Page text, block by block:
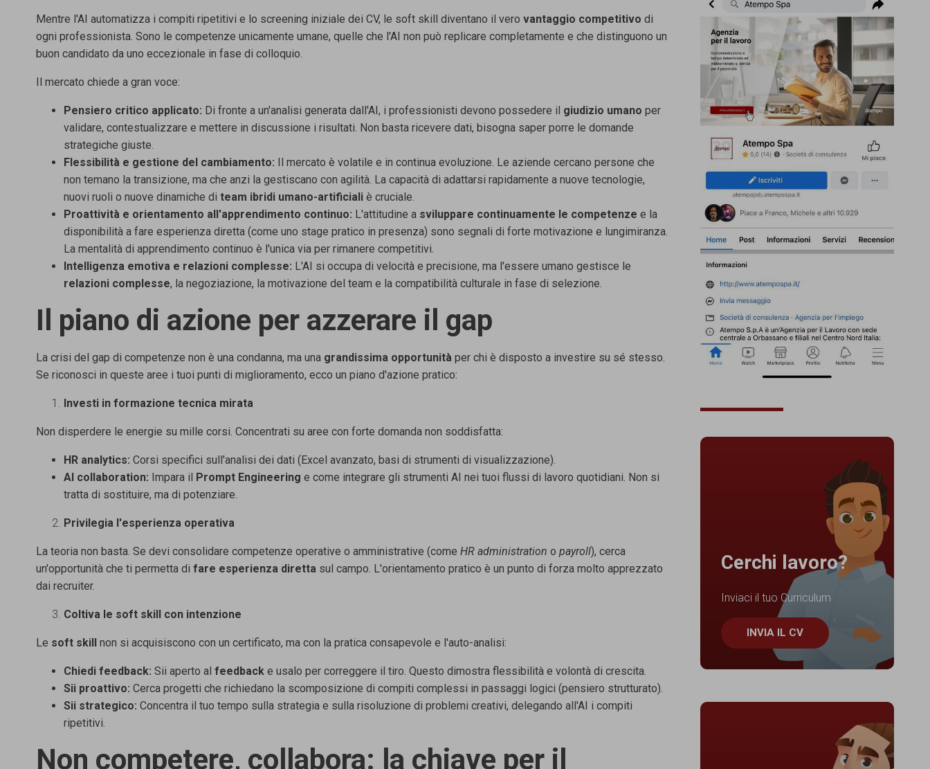
Mentre l'AI automatizza i compiti ripetitivi e lo screening iniziale dei CV, le soft skill diventano il vero vantaggio competitivo di
ogni professionista. Sono le competenze unicamente umane, quelle che l'AI non può replicare completamente e che distinguono un
buon candidato da uno eccezionale in fase di colloquio.
Il mercato chiede a gran voce:
Pensiero critico applicato: Di fronte a un'analisi generata dall'AI, i professionisti devono possedere il giudizio umano per
validare, contestualizzare e mettere in discussione i risultati. Non basta ricevere dati, bisogna saper porre le domande
strategiche giuste.
Flessibilità e gestione del cambiamento: Il mercato è volatile e in continua evoluzione. Le aziende cercano persone che
non temano la transizione, ma che anzi la gestiscano con agilità. La capacità di adattarsi rapidamente a nuove tecnologie,
nuovi ruoli o nuove dinamiche di team ibridi umano-artificiali è cruciale.
Proattività e orientamento all'apprendimento continuo: L'attitudine a sviluppare continuamente le competenze e la
disponibilità a fare esperienza diretta (come uno stage pratico in presenza) sono segnali di forte motivazione e lungimiranza.
La mentalità di apprendimento continuo è l'unica via per rimanere competitivi.
Intelligenza emotiva e relazioni complesse: L'AI si occupa di velocità e precisione, ma l'essere umano gestisce le
relazioni complesse, la negoziazione, la motivazione del team e la compatibilità culturale in fase di selezione.
Il piano di azione per azzerare il gap
La crisi del gap di competenze non è una condanna, ma una grandissima opportunità per chi è disposto a investire su sé stesso.
Se riconosci in queste aree i tuoi punti di miglioramento, ecco un piano d'azione pratico:
Investi in formazione tecnica mirata
Non disperdere le energie su mille corsi. Concentrati su aree con forte domanda non soddisfatta:
HR analytics: Corsi specifici sull'analisi dei dati (Excel avanzato, basi di strumenti di visualizzazione).
AI collaboration: Impara il Prompt Engineering e come integrare gli strumenti AI nei tuoi flussi di lavoro quotidiani. Non si
tratta di sostituire, ma di potenziare.
Privilegia l'esperienza operativa
La teoria non basta. Se devi consolidare competenze operative o amministrative (come HR administration o payroll), cerca
un'opportunità che ti permetta di fare esperienza diretta sul campo. L'orientamento pratico è un punto di forza molto apprezzato
dai recruiter.
Coltiva le soft skill con intenzione
Le soft skill non si acquisiscono con un certificato, ma con la pratica consapevole e l'auto-analisi:
Chiedi feedback: Sii aperto al feedback e usalo per correggere il tiro. Questo dimostra flessibilità e volontà di crescita.
Sii proattivo: Cerca progetti che richiedano la scomposizione di compiti complessi in passaggi logici (pensiero strutturato).
Sii strategico: Concentra il tuo tempo sulla strategia e sulla risoluzione di problemi creativi, delegando all'AI i compiti
ripetitivi.
Non competere, collabora: la chiave per il
Cerchi lavoro?
Inviaci il tuo Curriculum
INVIA IL CV